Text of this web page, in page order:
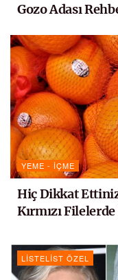
Gozo Adası
YEME - İÇME
Hiç Dikkat
Kırmızı Filelerde
LISTELIST ÖZEL